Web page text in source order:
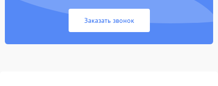
Неисправность системы
защиты от замыкания
1000 ₽
защиты от перегрева
Заказать звонок